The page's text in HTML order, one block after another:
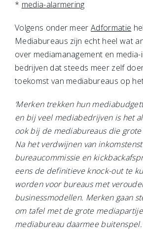
* media-alarmering
Volgens onder meerAdformatie
Mediabureaus zijn echt heel wat
over mediamanagement en
bedrijven dat steeds meer zelf
toekomst van mediabureaus op
‘Merken trekken hun
en bij veel mediabedrijven is het
ook bij de mediabureaus die
Na het verdwijnen van
bureaucommissie en
eens de definitieve knock-out te
worden voor bureaus met
businessmodellen. Merken gaan
om tafel met de grote
mediabureau daarmee buitenspel.’